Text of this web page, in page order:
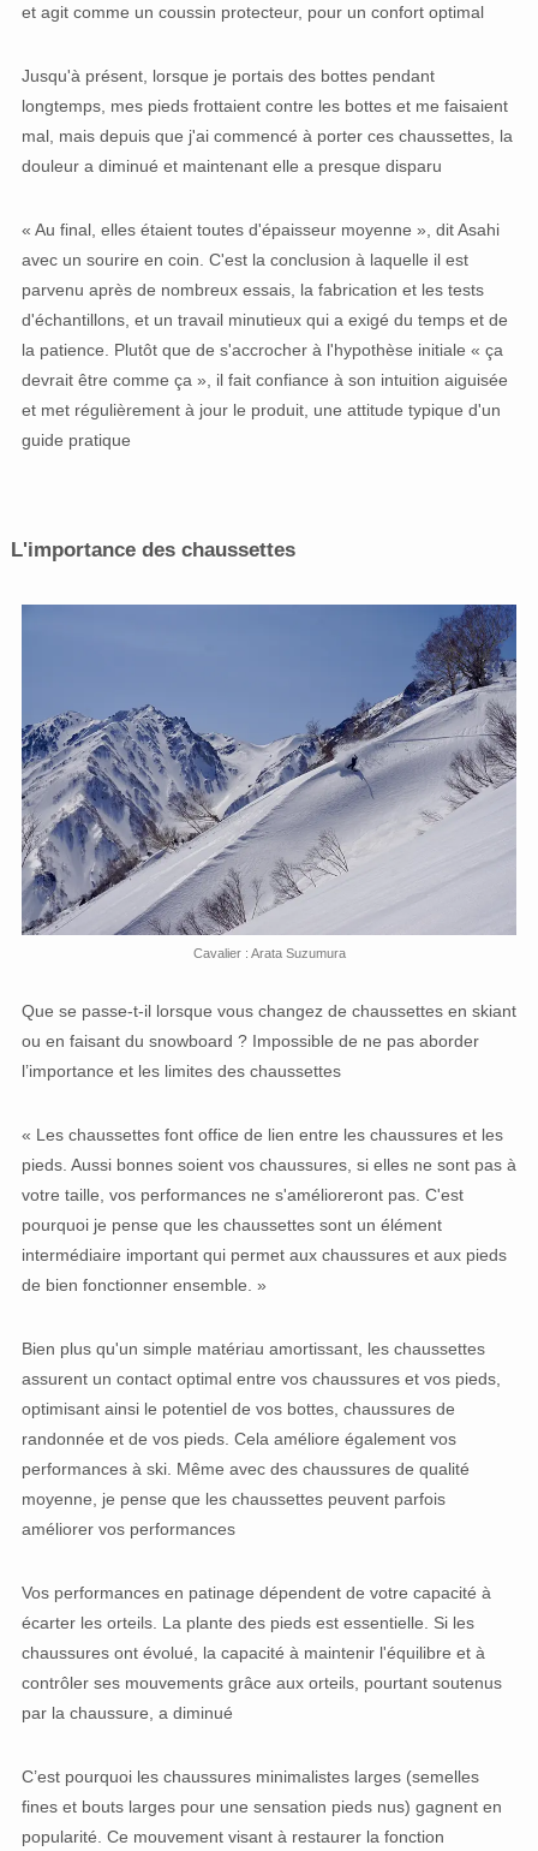
et agit comme un coussin protecteur, pour un confort optimal
Jusqu'à présent, lorsque je portais des bottes pendant
longtemps, mes pieds frottaient contre les bottes et me faisaient
mal, mais depuis que j'ai commencé à porter ces chaussettes, la
douleur a diminué et maintenant elle a presque disparu
« Au final, elles étaient toutes d'épaisseur moyenne », dit Asahi
avec un sourire en coin. C'est la conclusion à laquelle il est
parvenu après de nombreux essais, la fabrication et les tests
d'échantillons, et un travail minutieux qui a exigé du temps et de
la patience. Plutôt que de s'accrocher à l'hypothèse initiale « ça
devrait être comme ça », il fait confiance à son intuition aiguisée
et met régulièrement à jour le produit, une attitude typique d'un
guide pratique
L'importance des chaussettes
Cavalier : Arata Suzumura
Que se passe-t-il lorsque vous changez de chaussettes en skiant
ou en faisant du snowboard ? Impossible de ne pas aborder
l’importance et les limites des chaussettes
« Les chaussettes font office de lien entre les chaussures et les
pieds. Aussi bonnes soient vos chaussures, si elles ne sont pas à
votre taille, vos performances ne s'amélioreront pas. C'est
pourquoi je pense que les chaussettes sont un élément
intermédiaire important qui permet aux chaussures et aux pieds
de bien fonctionner ensemble. »
Bien plus qu'un simple matériau amortissant, les chaussettes
assurent un contact optimal entre vos chaussures et vos pieds,
optimisant ainsi le potentiel de vos bottes, chaussures de
randonnée et de vos pieds. Cela améliore également vos
performances à ski. Même avec des chaussures de qualité
moyenne, je pense que les chaussettes peuvent parfois
améliorer vos performances
Vos performances en patinage dépendent de votre capacité à
écarter les orteils. La plante des pieds est essentielle. Si les
chaussures ont évolué, la capacité à maintenir l'équilibre et à
contrôler ses mouvements grâce aux orteils, pourtant soutenus
par la chaussure, a diminué
C’est pourquoi les chaussures minimalistes larges (semelles
fines et bouts larges pour une sensation pieds nus) gagnent en
popularité. Ce mouvement visant à restaurer la fonction